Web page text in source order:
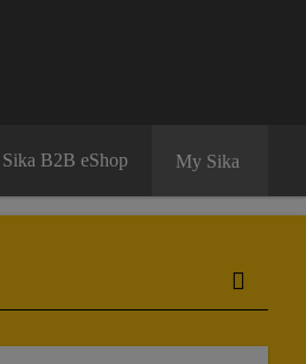
Sika B2B eShop My Sika